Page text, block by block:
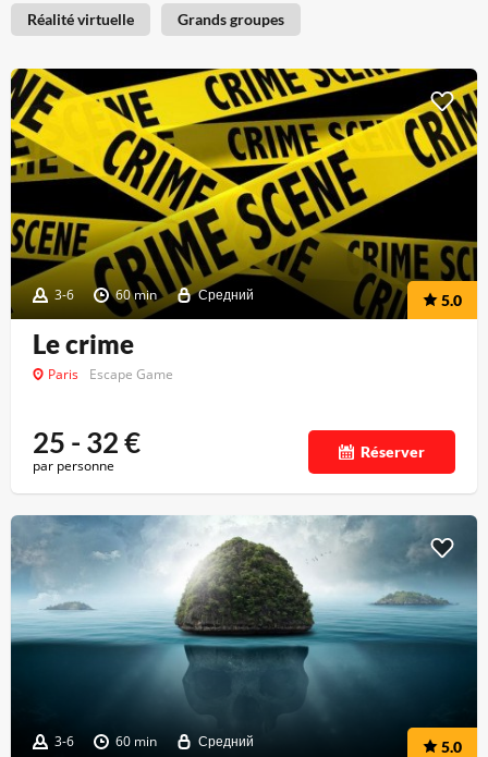
Réalité virtuelle Grands groupes
3-6 60 min Средний 5.0
Le crime
Paris Escape Game
25 - 32€
par personne
Réserver
3-6 60 min Средний 5.0